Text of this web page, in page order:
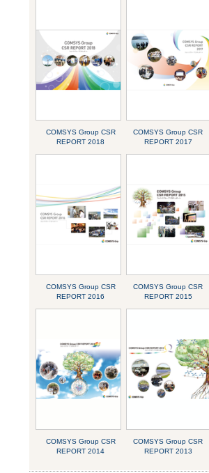
COMSYS Group CSR
REPORT 2018
COMSYS Group CSR
REPORT 2017
COMSYS Group CSR
REPORT 2016
COMSYS Group CSR
REPORT 2015
COMSYS Group CSR
REPORT 2014
COMSYS Group CSR
REPORT 2013